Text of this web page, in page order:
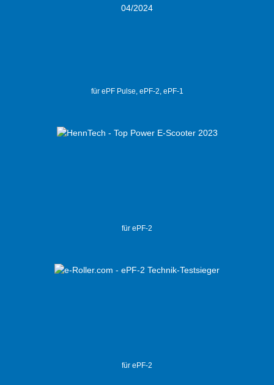
für ePF Pulse, ePF-2, ePF-1
für ePF-2
für ePF-2